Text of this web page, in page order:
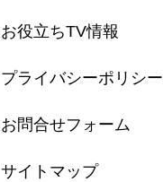
お役立ちTV情報
プライバシーポリシー
お問合せフォーム
サイトマップ